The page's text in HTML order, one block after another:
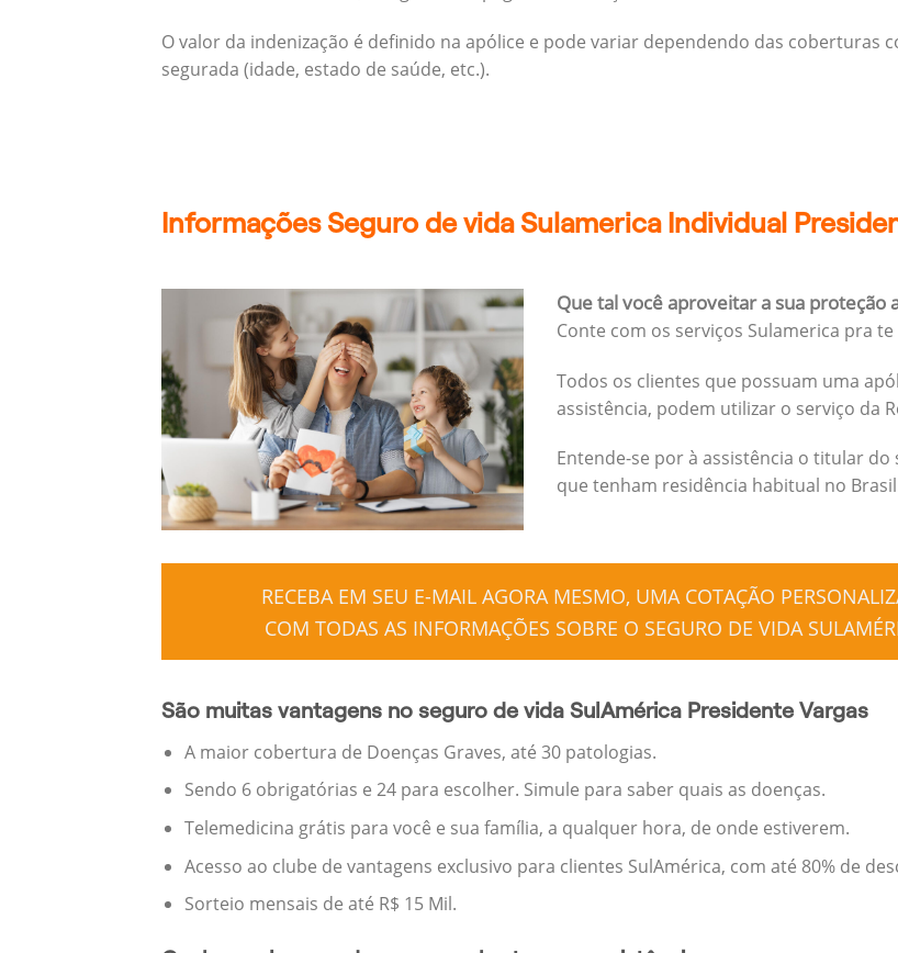
O valor da indenização é definido na apólice e pode variar dependendo das coberturas
segurada (idade, estado de saúde, etc.).
Informações Seguro de vida Sulamerica Individual
Que tal você aproveitar a sua proteção
Conte com os serviços Sulamerica pra
Todos os clientes que possuam uma
assistência, podem utilizar o serviço da
Entende-se por à assistência o titular
que tenham residência habitual no
RECEBA EM SEU E-MAIL AGORA MESMO, UMA COTAÇÃO
COM TODAS AS INFORMAÇÕES SOBRE O SEGURO DE VIDA
São muitas vantagens no seguro de vida SulAmérica Presidente Vargas
A maior cobertura de Doenças Graves, até 30 patologias.
Sendo 6 obrigatórias e 24 para escolher. Simule para saber quais as doenças.
Telemedicina grátis para você e sua família, a qualquer hora, de onde estiverem.
Acesso ao clube de vantagens exclusivo para clientes SulAmérica, com até 80% de
Sorteio mensais de até R$ 15 Mil.